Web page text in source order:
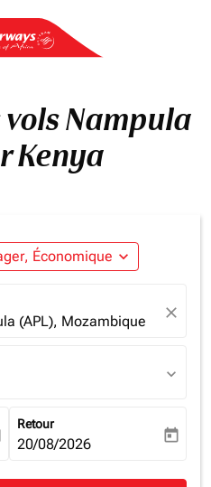
vols Nampula
Kenya
Économique expand_more
(APL), Mozambique close
expand_more
aria-label
Retour
fc-booking-return-date-aria-
20/08/2026 today